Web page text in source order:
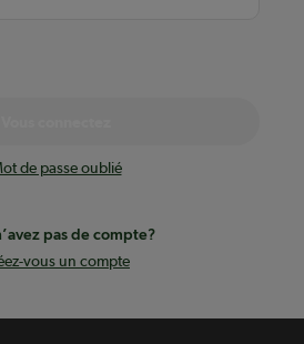
de passe oublié
pas de compte?
vous un compte